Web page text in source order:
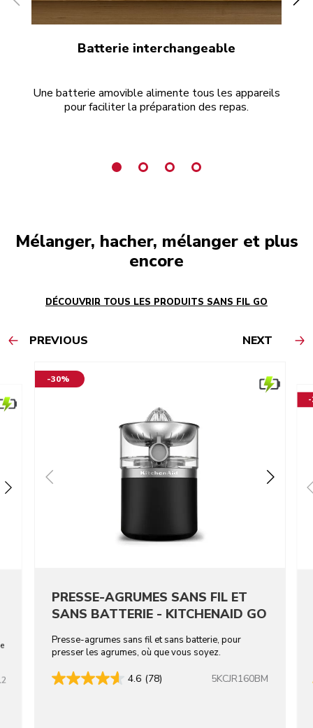
Batterie interchangeable
Une batterie amovible alimente tous les appareils
pour faciliter la préparation des repas.
Mélanger, hacher, mélanger et plus
encore
DÉCOUVRIR TOUS LES PRODUITS SANS FIL GO
PREVIOUS NEXT
-30%
PRESSE-AGRUMES SANS FIL ET
SANS BATTERIE - KITCHENAID GO
Presse-agrumes sans fil et sans batterie, pour
presser les agrumes, où que vous soyez.
4.6 (78) 5KCJR160BM
-